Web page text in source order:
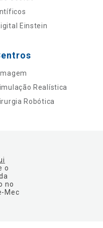
Einstein
Realística
Robótica
o
no
Mec